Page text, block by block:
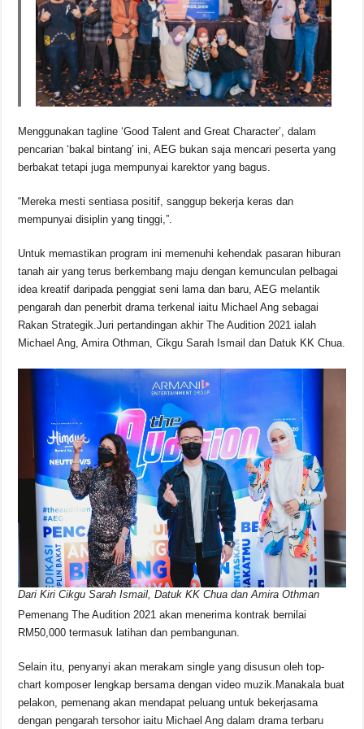
Menggunakan tagline ‘Good Talent and Great Character’, dalam
pencarian ‘bakal bintang’ ini, AEG bukan saja mencari peserta yang
berbakat tetapi juga mempunyai karektor yang bagus.
“Mereka mesti sentiasa positif, sanggup bekerja keras dan
mempunyai disiplin yang tinggi,”.
Untuk memastikan program ini memenuhi kehendak pasaran hiburan
tanah air yang terus berkembang maju dengan kemunculan pelbagai
idea kreatif daripada penggiat seni lama dan baru, AEG melantik
pengarah dan penerbit drama terkenal iaitu Michael Ang sebagai
Rakan Strategik.Juri pertandingan akhir The Audition 2021 ialah
Michael Ang, Amira Othman, Cikgu Sarah Ismail dan Datuk KK Chua.
Dari Kiri Cikgu Sarah Ismail, Datuk KK Chua dan Amira Othman
Pemenang The Audition 2021 akan menerima kontrak bernilai
RM50,000 termasuk latihan dan pembangunan.
Selain itu, penyanyi akan merakam single yang disusun oleh top-
chart komposer lengkap bersama dengan video muzik.Manakala buat
pelakon, pemenang akan mendapat peluang untuk bekerjasama
dengan pengarah tersohor iaitu Michael Ang dalam drama terbaru